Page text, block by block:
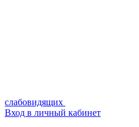
слабовидящих
Вход в личный кабинет